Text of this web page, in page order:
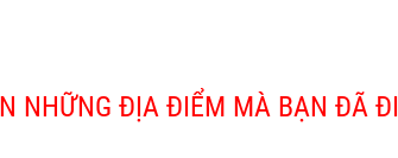
NHỮNG ĐỊA ĐIỂM MÀ BẠN ĐÃ ĐI